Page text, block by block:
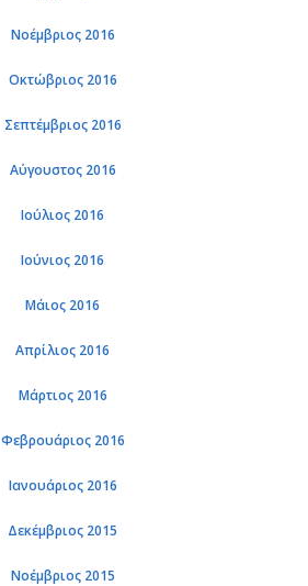
Νοέμβριος 2016
Οκτώβριος 2016
Σεπτέμβριος 2016
Αύγουστος 2016
Ιούλιος 2016
Ιούνιος 2016
Μάιος 2016
Απρίλιος 2016
Μάρτιος 2016
Φεβρουάριος 2016
Ιανουάριος 2016
Δεκέμβριος 2015
Νοέμβριος 2015